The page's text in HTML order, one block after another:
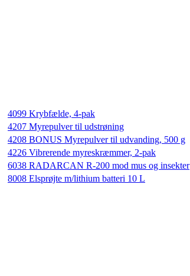
4099 Krybfælde, 4-pak
4207 Myrepulver til udstrøning
4208 BONUS Myrepulver til udvanding, 500 g
4226 Vibrerende myreskræmmer, 2-pak
6038 RADARCAN R-200 mod mus og insekter
8008 Elsprøjte m/lithium batteri 10 L